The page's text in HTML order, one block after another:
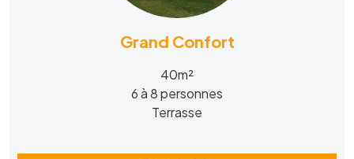
Grand Confort
40m²
6 à 8 personnes
Terrasse